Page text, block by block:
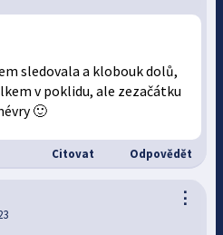
sledovala a klobouk dolů,
v poklidu, ale zezačátku
🙂
Citovat Odpovědět
⋮